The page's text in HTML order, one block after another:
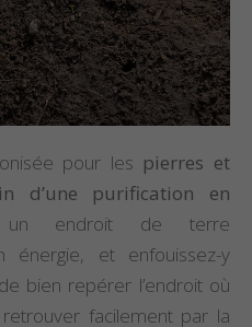
pour les pierres et
d’une purification en
un endroit de terre
énergie, et enfouissez-y
bien repérer l’endroit où
facilement par la